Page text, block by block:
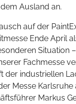
Ausland an.
auf der
Ende April
Situation
Fachmesse
industriellen
Messe
Markus